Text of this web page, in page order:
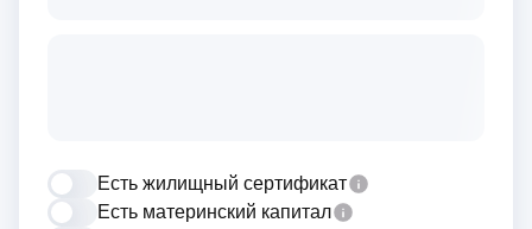
Есть жилищный сертификат
Есть материнский капитал